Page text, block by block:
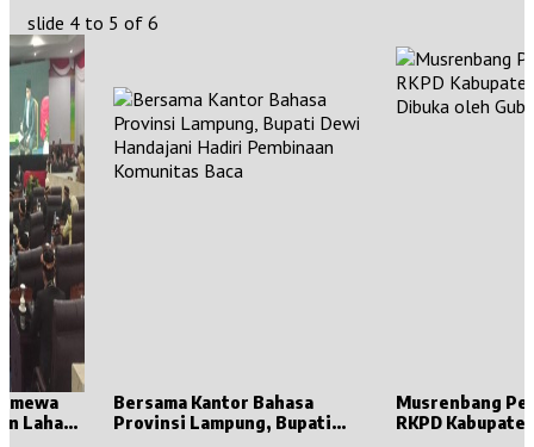
slide 4 to 5 of 6
Lahat
Bersama Kantor Bahasa
Provinsi Lampung, Bupati
Musrenbang
RKPD